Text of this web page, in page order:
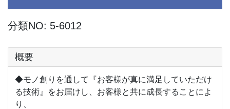
分類NO: 5-6012
概要
◆モノ創りを通して『お客様が真に満足していただけ
る技術』をお届けし、お客様と共に成長することによ
り、